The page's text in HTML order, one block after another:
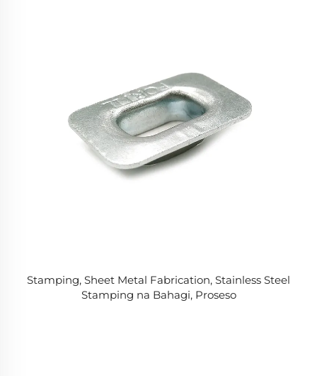
Stamping, Sheet Metal Fabrication, Stainless Steel
Stamping na Bahagi, Proseso